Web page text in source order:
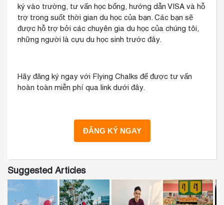
ký vào trường, tư vấn học bổng, hướng dẫn VISA và hỗ
trợ trong suốt thời gian du học của bạn. Các bạn sẽ
được hỗ trợ bởi các chuyên gia du học của chúng tôi,
những người là cựu du học sinh trước đây.
Hãy đăng ký ngay với Flying Chalks để được tư vấn
hoàn toàn miễn phí qua link dưới đây.
Suggested Articles